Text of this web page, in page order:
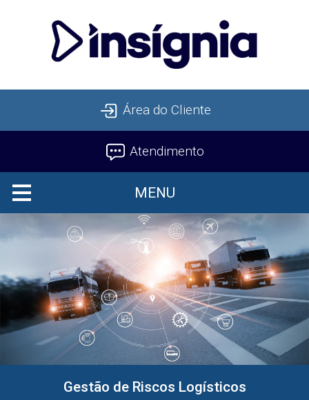
Área do Cliente
Atendimento
MENU
Gestão de Riscos Logísticos